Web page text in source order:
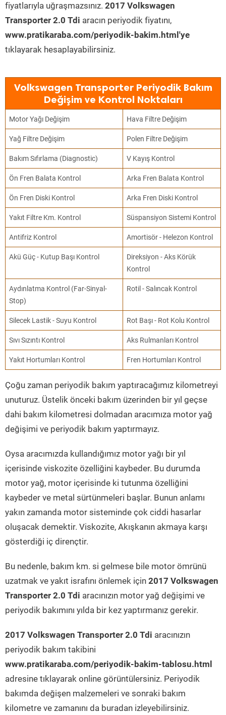
fiyatlarıyla uğraşmazsınız. 2017 Volkswagen
Transporter 2.0 Tdi aracın periyodik fiyatını,
www.pratikaraba.com/periyodik-bakim.html'ye
tıklayarak hesaplayabilirsiniz.
Volkswagen Transporter Periyodik Bakım
Değişim ve Kontrol Noktaları
Motor Yağı Değişim Hava Filtre Değişim
Yağ Filtre Değişim Polen Filtre Değişim
Bakım Sıfırlama (Diagnostic) V Kayış Kontrol
Ön Fren Balata Kontrol Arka Fren Balata Kontrol
Ön Fren Diski Kontrol Arka Fren Diski Kontrol
Yakıt Filtre Km. Kontrol Süspansiyon Sistemi Kontrol
Antifriz Kontrol Amortisör - Helezon Kontrol
Akü Güç - Kutup Başı Kontrol
Direksiyon - Aks Körük
Kontrol
Aydınlatma Kontrol (Far-Sinyal-
Stop)
Rotil - Salıncak Kontrol
Silecek Lastik - Suyu Kontrol Rot Başı - Rot Kolu Kontrol
Sıvı Sızıntı Kontrol Aks Rulmanları Kontrol
Yakıt Hortumları Kontrol Fren Hortumları Kontrol
Çoğu zaman periyodik bakım yaptıracağımız kilometreyi
unuturuz. Üstelik önceki bakım üzerinden bir yıl geçse
dahi bakım kilometresi dolmadan aracımıza motor yağ
değişimi ve periyodik bakım yaptırmayız.
Oysa aracımızda kullandığımız motor yağı bir yıl
içerisinde viskozite özelliğini kaybeder. Bu durumda
motor yağ, motor içerisinde ki tutunma özelliğini
kaybeder ve metal sürtünmeleri başlar. Bunun anlamı
yakın zamanda motor sisteminde çok ciddi hasarlar
oluşacak demektir. Viskozite, Akışkanın akmaya karşı
gösterdiği iç dirençtir.
Bu nedenle, bakım km. si gelmese bile motor ömrünü
uzatmak ve yakıt israfını önlemek için 2017 Volkswagen
Transporter 2.0 Tdi aracınızın motor yağ değişimi ve
periyodik bakımını yılda bir kez yaptırmanız gerekir.
2017 Volkswagen Transporter 2.0 Tdi aracınızın
periyodik bakım takibini
www.pratikaraba.com/periyodik-bakim-tablosu.html
adresine tıklayarak online görüntülersiniz. Periyodik
bakımda değişen malzemeleri ve sonraki bakım
kilometre ve zamanını da buradan izleyebilirsiniz.